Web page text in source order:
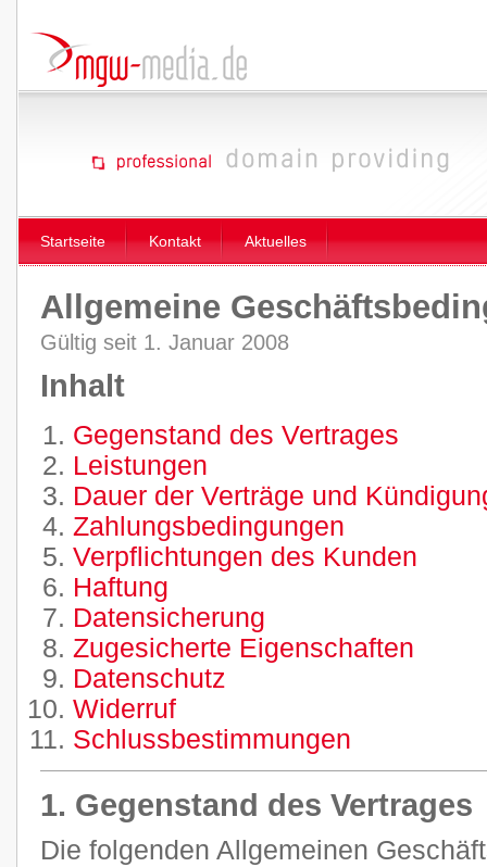
Startseite Kontakt Aktuelles
Allgemeine
Gültig seit 1. Januar 2008
Inhalt
Gegenstand des Vertrages
Leistungen
Dauer der Verträge und
Zahlungsbedingungen
Verpflichtungen des Kunden
Haftung
Datensicherung
Zugesicherte Eigenschaften
Datenschutz
Widerruf
Schlussbestimmungen
1. Gegenstand des Vertrages
Die folgenden Allgemeinen